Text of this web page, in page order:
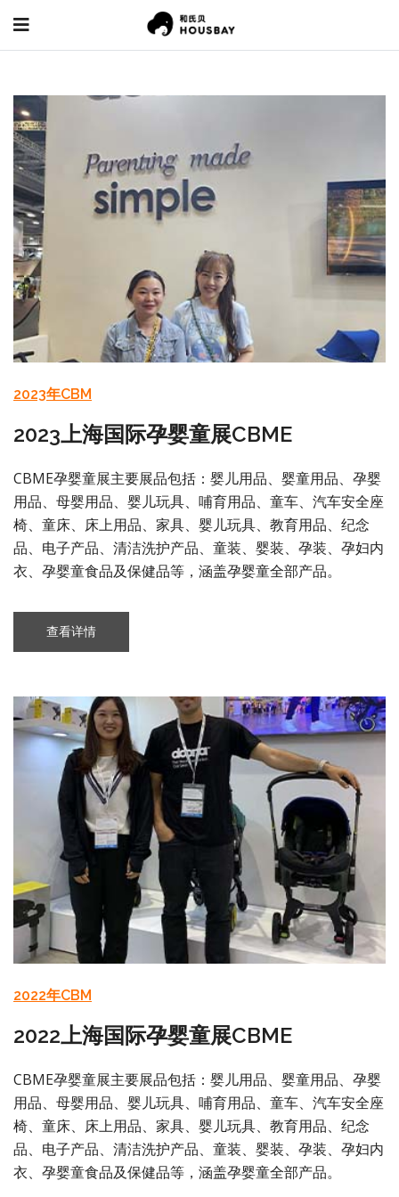
2023年CBM
2023上海国际孕婴童展CBME
CBME孕婴童展主要展品包括：婴儿用品、婴童用品、孕婴
用品、母婴用品、婴儿玩具、哺育用品、童车、汽车安全座
椅、童床、床上用品、家具、婴儿玩具、教育用品、纪念
品、电子产品、清洁洗护产品、童装、婴装、孕装、孕妇内
衣、孕婴童食品及保健品等，涵盖孕婴童全部产品。
查看详情
2022年CBM
2022上海国际孕婴童展CBME
CBME孕婴童展主要展品包括：婴儿用品、婴童用品、孕婴
用品、母婴用品、婴儿玩具、哺育用品、童车、汽车安全座
椅、童床、床上用品、家具、婴儿玩具、教育用品、纪念
品、电子产品、清洁洗护产品、童装、婴装、孕装、孕妇内
衣、孕婴童食品及保健品等，涵盖孕婴童全部产品。